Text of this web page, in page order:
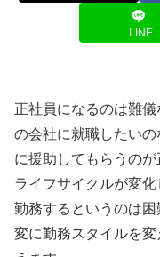
LINE
正社員になるのは難
の会社に就職したい
に援助してもらうのが
ライフサイクルが変
勤務するというのは
変に勤務スタイルを